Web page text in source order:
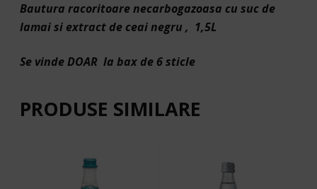
Bautura racoritoare necarbogazoasa cu suc de
lamai si extract de ceai negru , 1,5L
Se vinde DOAR la bax de 6 sticle
PRODUSE SIMILARE